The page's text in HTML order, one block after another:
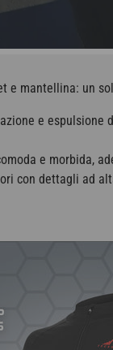
e mantellina: un
e espulsione
e morbida,
con dettagli ad